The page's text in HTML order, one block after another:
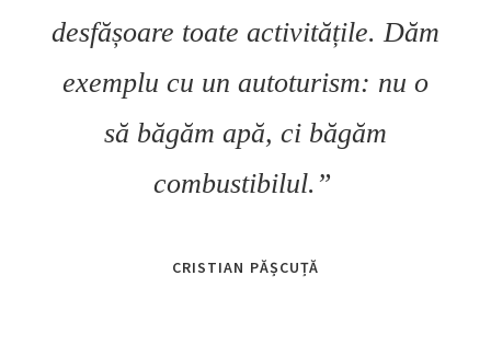
desfășoare toate activitățile. Dăm
exemplu cu un autoturism: nu o
să băgăm apă, ci băgăm
combustibilul.”
CRISTIAN PĂȘCUȚĂ